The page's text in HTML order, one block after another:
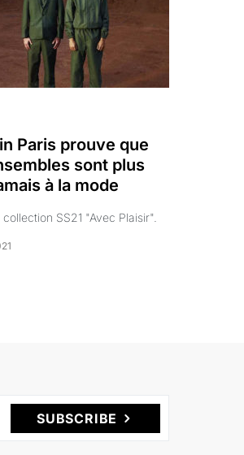
Paris prouve que
sont plus
à la mode
SS21 "Avec Plaisir".
SUBSCRIBE